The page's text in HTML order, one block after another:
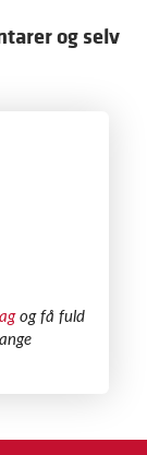
og selv
og få fuld